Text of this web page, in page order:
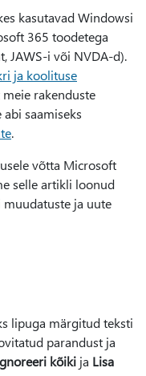
kasutavad Windowsi
365 toodetega
JAWS-i või NVDA-d).
ja koolituse
rakenduste
saamiseks
.
võtta Microsoft
selle artikli loonud
ja uute
lipuga märgitud teksti
parandust ja
kõiki ja Lisa